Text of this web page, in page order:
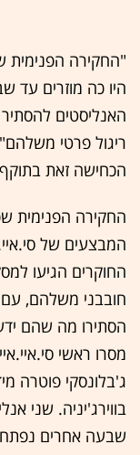
"החקירה הפנימית
היו כה מוזרים עד
האנליסטים
ריגול פרטי
הכחישה זאת
החקירה הפנימית
המבצעים של
החוקרים הגיעו
חובבני משלהם, עם
הסתירו מה שהם
מסרו ראשי
ג'בלונסקי פוטרה
בווירג'יניה. שני
שבעה אחרים